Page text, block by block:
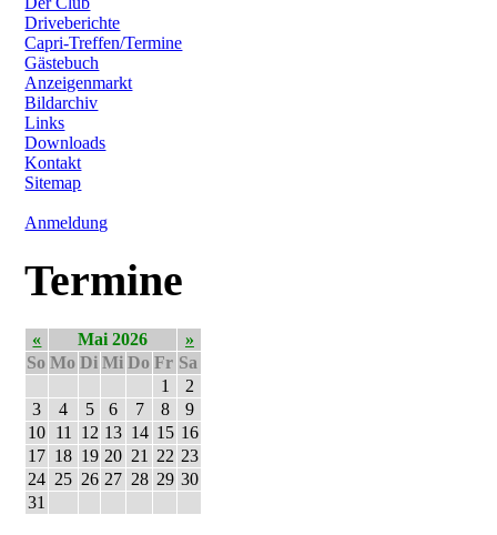
Driveberichte
Capri-Treffen/Termine
Gästebuch
Anzeigenmarkt
Bildarchiv
Links
Downloads
Kontakt
Sitemap
Anmeldung
Termine
« Mai 2026
»
So Mo Di Mi Do Fr Sa
1
2
3
4 5 6 7 8
9
10 11 12 13 14 15 16
17 18 19 20 21 22 23
24 25 26 27 28 29 30
31